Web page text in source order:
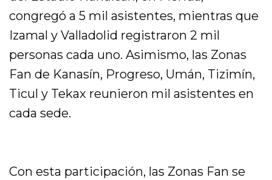
congregó a 5 mil asistentes, mientras que
Izamal y Valladolid registraron 2 mil
personas cada uno. Asimismo, las Zonas
Fan de Kanasín, Progreso, Umán, Tizimín,
Ticul y Tekax reunieron mil asistentes en
cada sede.
Con esta participación, las Zonas Fan se